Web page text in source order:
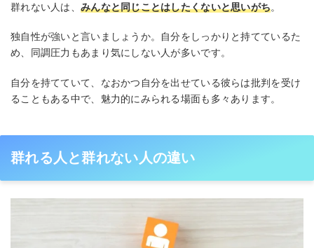
群れない人は、 みんなと同じことはしたくないと思いがち。
独自性が強いと言いましょうか。自分をしっかりと持てているた
め、同調圧力もあまり気にしない人が多いです。
自分を持てていて、なおかつ自分を出せている彼らは批判を受け
ることもある中で、魅力的にみられる場面も多々あります。
群れる人と群れない人の違い